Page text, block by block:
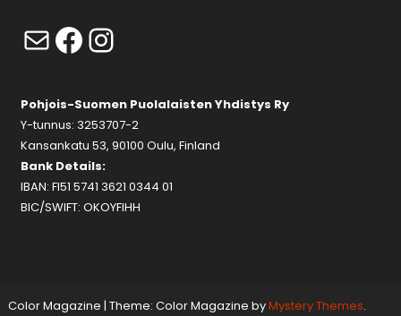
MailFacebook
Instagram
Pohjois-Suomen Puolalaisten Yhdistys Ry
Y-tunnus: 3253707-2
Kansankatu 53, 90100 Oulu, Finland
Bank Details:
IBAN: FI51 5741 3621 0344 01
BIC/SWIFT: OKOYFIHH
Color Magazine | Theme: Color Magazine byMystery Themes.